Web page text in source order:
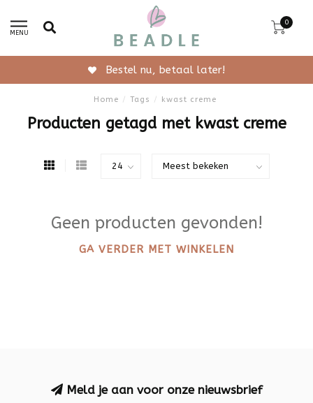
MENU
0
Bestel nu, betaal later!
Home / Tags / kwast creme
Producten getagd met kwast creme
Geen producten gevonden!
GA VERDER MET WINKELEN
Meld je aan voor onze nieuwsbrief